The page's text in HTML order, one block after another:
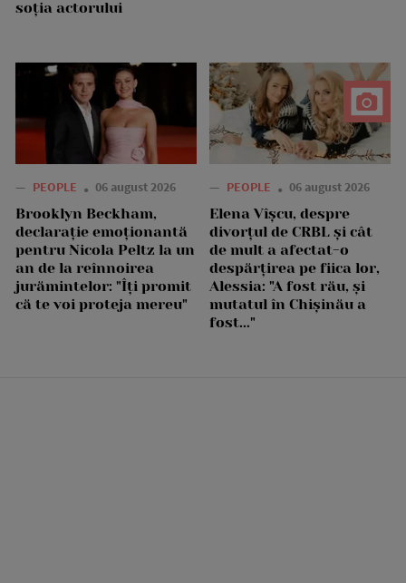
soția actorului
— PEOPLE 06 august 2026
Brooklyn Beckham,
declarație emoționantă
pentru Nicola Peltz la un
an de la reînnoirea
jurămintelor: "Îți promit
că te voi proteja mereu"
— PEOPLE 06 august 2026
Elena Vîșcu, despre
divorțul de CRBL și cât
de mult a afectat-o
despărțirea pe fiica lor,
Alessia: "A fost rău, și
mutatul în Chișinău a
fost..."